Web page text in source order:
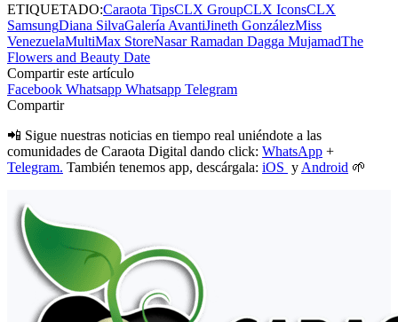
ETIQUETADO:Caraota TipsCLX GroupCLX IconsCLX
SamsungDiana SilvaGalería AvantiJineth GonzálezMiss
VenezuelaMultiMax StoreNasar Ramadan Dagga MujamadThe
Flowers and Beauty Date
Compartir este artículo
Facebook Whatsapp Whatsapp Telegram
Compartir
📲 Sigue nuestras noticias en tiempo real uniéndote a las
comunidades de Caraota Digital dando click: WhatsApp +
Telegram. También tenemos app, descárgala: iOS y Android 🌱